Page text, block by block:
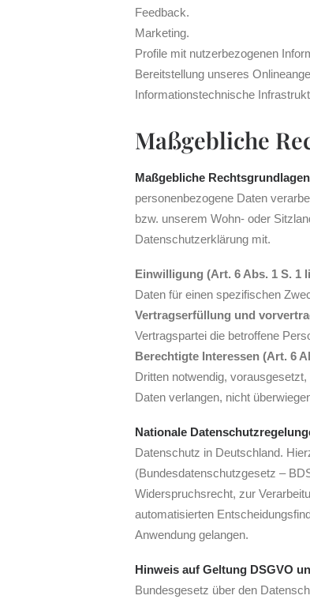
Feedback.
Marketing.
Profile mit nutzerbezogenen
Bereitstellung unseres
Informationstechnische
Maßgebliche
Maßgebliche
personenbezogene Daten
bzw. unserem Wohn- oder
Datenschutzerklärung mit.
Einwilligung (Art. 6 Abs. 1 S. 1
Daten für einen spezifischen
Vertragserfüllung und
Vertragspartei die betroffene
Berechtigte Interessen (Art. 6
Dritten notwendig,
Daten verlangen, nicht
Nationale
Datenschutz in Deutschland.
(Bundesdatenschutzgesetz –
Widerspruchsrecht, zur
automatisierten
Anwendung gelangen.
Hinweis auf Geltung DSGVO
Bundesgesetz über den